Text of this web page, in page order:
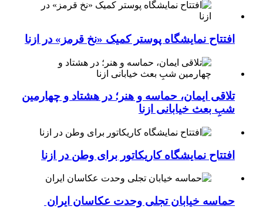
افتتاح نمایشگاه پوستر کمیک «نخ قرمز» در ازنا
تلاقی ایمان، حماسه و هنر؛ در هشتاد و چهارمین
شبِ بعث خیابانی ازنا
افتتاح نمایشگاه کاریکاتور برای وطن در ازنا
حماسه خیابان تجلی وحدت عکاسان ایران